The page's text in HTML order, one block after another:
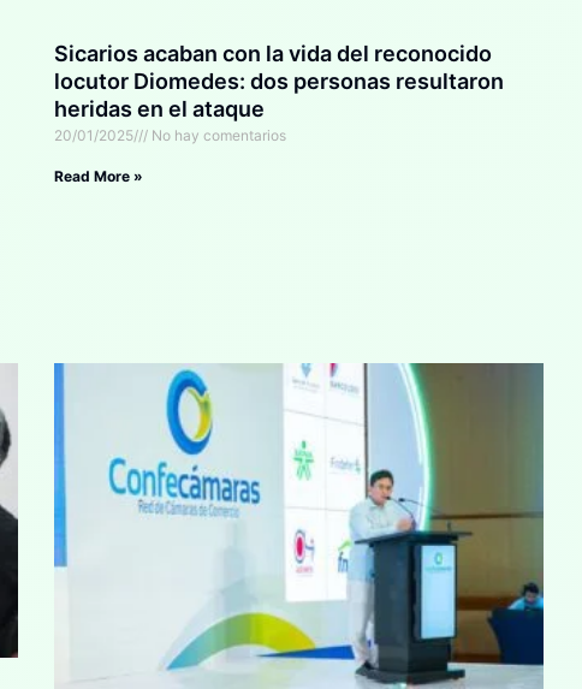
Sicarios acaban con la vida del reconocido
locutor Diomedes: dos personas resultaron
heridas en el ataque
20/01/2025 No hay comentarios
Read More »